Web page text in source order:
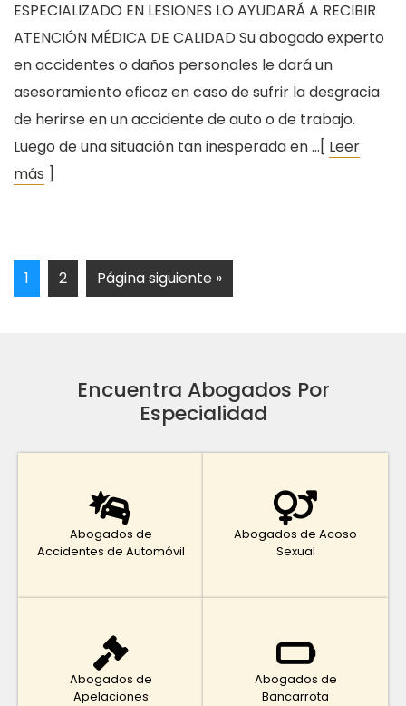
ESPECIALIZADO EN LESIONES LO AYUDARÁ A RECIBIR
ATENCIÓN MÉDICA DE CALIDAD Su abogado experto
en accidentes o daños personales le dará un
asesoramiento eficaz en caso de sufrir la desgracia
de herirse en un accidente de auto o de trabajo.
Luego de una situación tan inesperada en …[ Leer
más ]
1 2 Página siguiente »
Encuentra Abogados Por
Especialidad
Abogados de
Accidentes de Automóvil
Abogados de Acoso
Sexual
Abogados de
Apelaciones
Abogados de
Bancarrota